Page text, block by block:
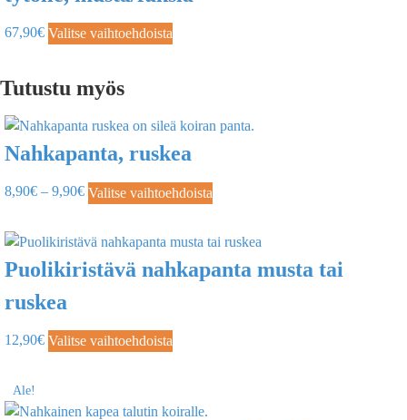
67,90€ Valitse vaihtoehdoista
Tutustu myös
Nahkapanta, ruskea
8,90€ – 9,90€ Valitse vaihtoehdoista
Puolikiristävä nahkapanta musta tai
ruskea
12,90€ Valitse vaihtoehdoista
Ale!